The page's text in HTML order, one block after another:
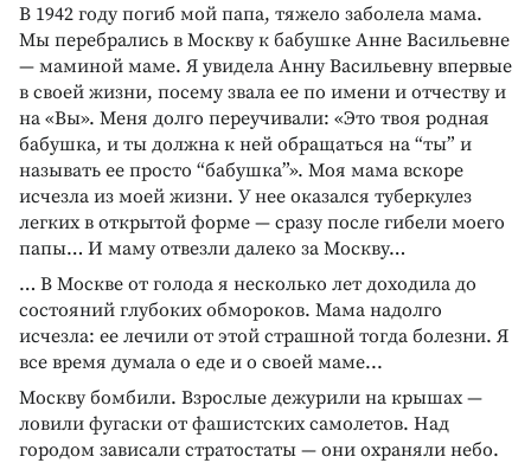
В 1942 году погиб мой папа, тяжело заболела мама.
Мы перебрались в Москву к бабушке Анне Васильевне
— маминой маме. Я увидела Анну Васильевну впервые
в своей жизни, посему звала ее по имени и отчеству и
на «Вы». Меня долго переучивали: «Это твоя родная
бабушка, и ты должна к ней обращаться на “ты” и
называть ее просто “бабушка”». Моя мама вскоре
исчезла из моей жизни. У нее оказался туберкулез
легких в открытой форме — сразу после гибели моего
папы… И маму отвезли далеко за Москву…
… В Москве от голода я несколько лет доходила до
состояний глубоких обмороков. Мама надолго
исчезла: ее лечили от этой страшной тогда болезни. Я
все время думала о еде и о своей маме...
Москву бомбили. Взрослые дежурили на крышах —
ловили фугаски от фашистских самолетов. Над
городом зависали стратостаты — они охраняли небо.